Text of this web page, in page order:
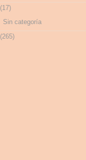
(17)
Sin categoría
(265)